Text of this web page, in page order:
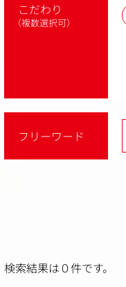
こだわり
（複数選択可）
フリーワード
検索結果は０件です。